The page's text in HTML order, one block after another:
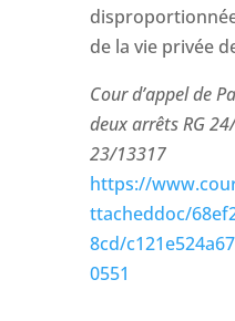
de la vie privée
Cour d’appel de
deux arrêts RG
23/13317
https://
ttacheddoc/
8cd/
0551